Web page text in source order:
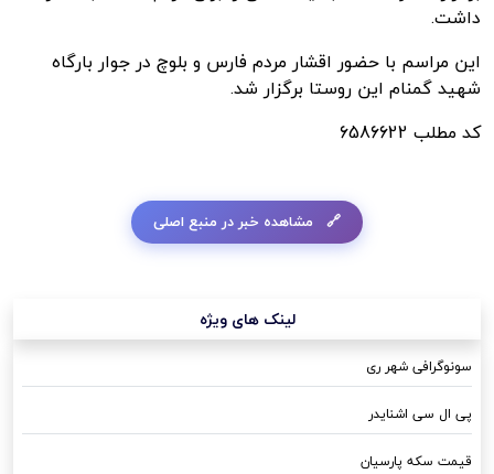
داشت.
این مراسم با حضور اقشار مردم فارس و بلوچ در جوار بارگاه
شهید گمنام این روستا برگزار شد.
کد مطلب 6586622
مشاهده خبر در منبع اصلی
لینک های ویژه
سونوگرافی شهر ری
پی ال سی اشنایدر
قیمت سکه پارسیان